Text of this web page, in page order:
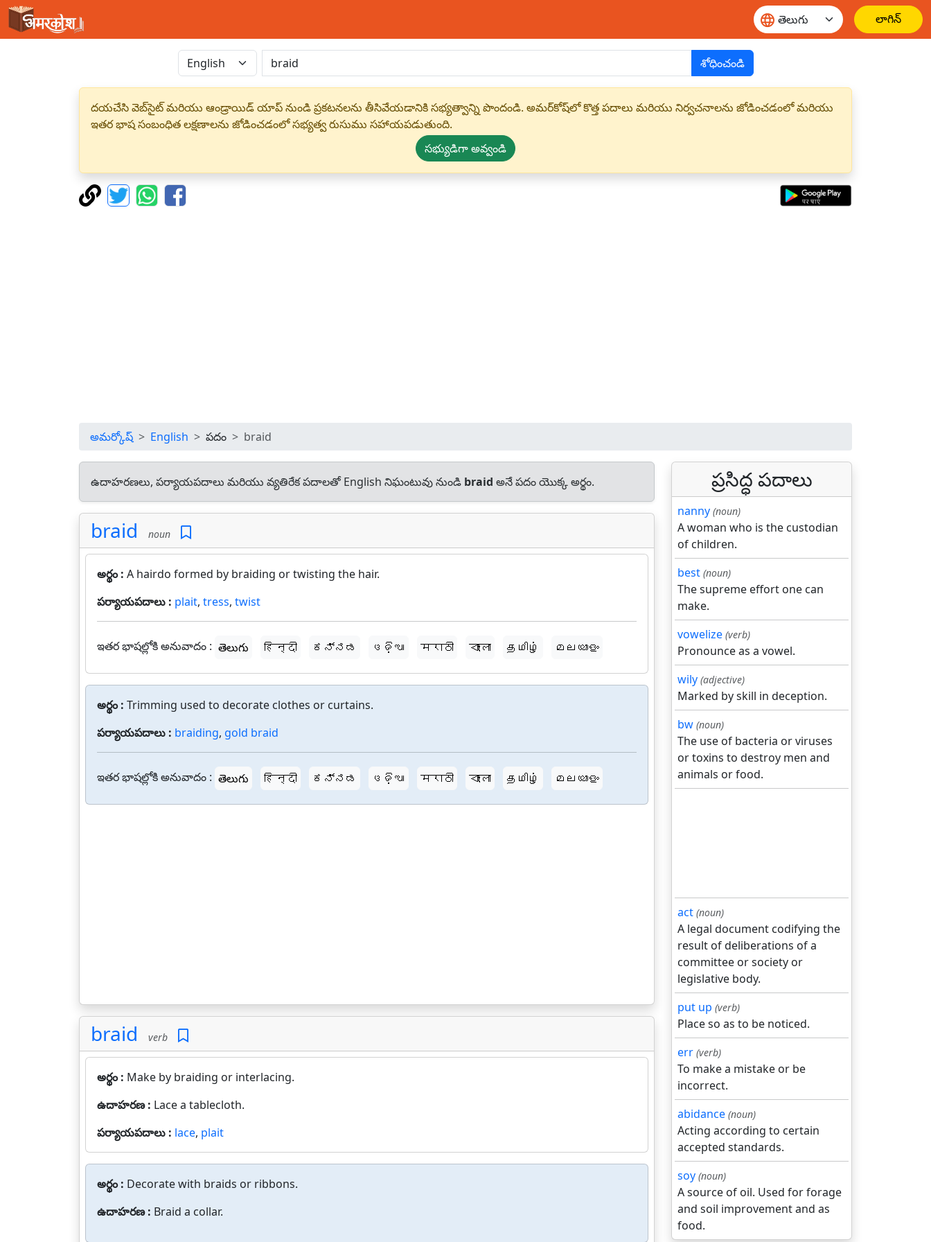
లాగిన్
శోధించండి
దయచేసి వెబ్‌సైట్ మరియు ఆండ్రాయిడ్ యాప్ నుండి ప్రకటనలను తీసివేయడానికి సభ్యత్వాన్ని పొందండి. అమర్‌కోష్‌లో కొత్త పదాలు మరియు నిర్వచనాలను జోడించడంలో మరియు
ఇతర భాష సంబంధిత లక్షణాలను జోడించడంలో సభ్యత్వ రుసుము సహాయపడుతుంది.
సభ్యుడిగా అవ్వండి
అమర్కోష్ English పదం braid
ఉదాహరణలు, పర్యాయపదాలు మరియు వ్యతిరేక పదాలతో English నిఘంటువు నుండి braid అనే పదం యొక్క అర్థం.
braid noun
అర్థం : A hairdo formed by braiding or twisting the hair.
పర్యాయపదాలు : plait, tress, twist
ఇతర భాషల్లోకి అనువాదం : తెలుగు हिन्दी ಕನ್ನಡ ଓଡ଼ିଆ मराठी বাংলা தமிழ் മലയാളം
అర్థం : Trimming used to decorate clothes or curtains.
పర్యాయపదాలు : braiding, gold braid
ఇతర భాషల్లోకి అనువాదం : తెలుగు हिन्दी ಕನ್ನಡ ଓଡ଼ିଆ मराठी বাংলা தமிழ் മലയാളം
braid verb
అర్థం : Make by braiding or interlacing.
ఉదాహరణ : Lace a tablecloth.
పర్యాయపదాలు : lace, plait
అర్థం : Decorate with braids or ribbons.
ఉదాహరణ : Braid a collar.
ప్రసిద్ధ పదాలు
nanny (noun)
A woman who is the custodian
of children.
best (noun)
The supreme effort one can
make.
vowelize (verb)
Pronounce as a vowel.
wily (adjective)
Marked by skill in deception.
bw (noun)
The use of bacteria or viruses
or toxins to destroy men and
animals or food.
act (noun)
A legal document codifying the
result of deliberations of a
committee or society or
legislative body.
put up (verb)
Place so as to be noticed.
err (verb)
To make a mistake or be
incorrect.
abidance (noun)
Acting according to certain
accepted standards.
soy (noun)
A source of oil. Used for forage
and soil improvement and as
food.